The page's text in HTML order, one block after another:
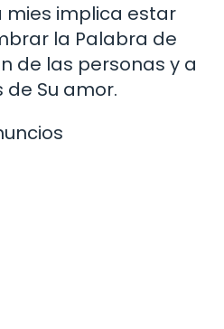
mies implica estar
la Palabra de
de las personas y a
de Su amor.